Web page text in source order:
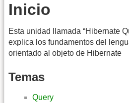
Inicio
Esta unidad llamada “Hibernate
explica los fundamentos del
orientado al objeto de Hibernate
Temas
Query